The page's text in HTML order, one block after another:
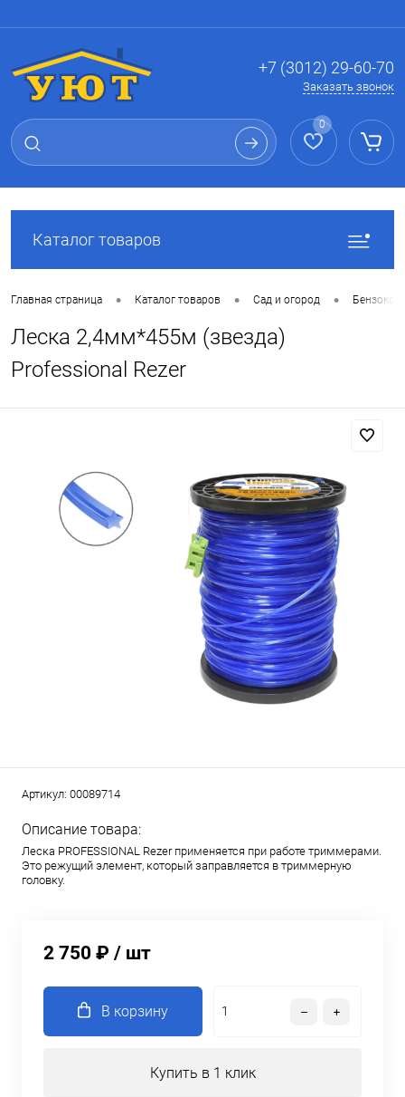
+7 (3012) 29-60-70
Заказать звонок
0
Каталог товаров
Главная страница • Каталог товаров • Сад и огород •
Леска 2,4мм*455м (звезда)
Professional Rezer
Артикул: 00089714
Описание товара:
Леска PROFESSIONAL Rezer применяется при работе триммерами.
Это режущий элемент, который заправляется в триммерную
головку.
2 750 ₽ / шт
В корзину
Купить в 1 клик